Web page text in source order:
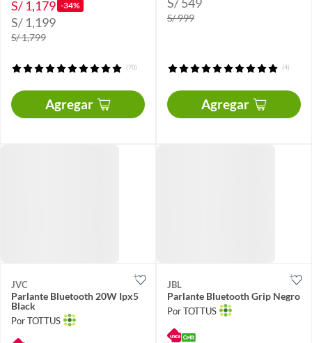
S/ 1,179 -34%
S/ 1,199
S/ 1,799
(70)
Agregar
S/ 999
(4)
Agregar
JVC
Parlante Bluetooth 20W Ipx5
Black
Por TOTTUS
JBL
Parlante Bluetooth Grip Negro
Por TOTTUS